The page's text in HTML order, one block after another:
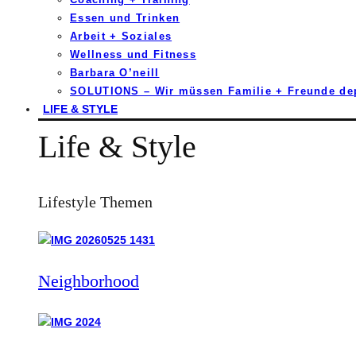
Essen und Trinken
Arbeit + Soziales
Wellness und Fitness
Barbara O’neill
SOLUTIONS – Wir müssen Familie + Freunde
LIFE & STYLE
Life & Style
Lifestyle Themen
Neighborhood